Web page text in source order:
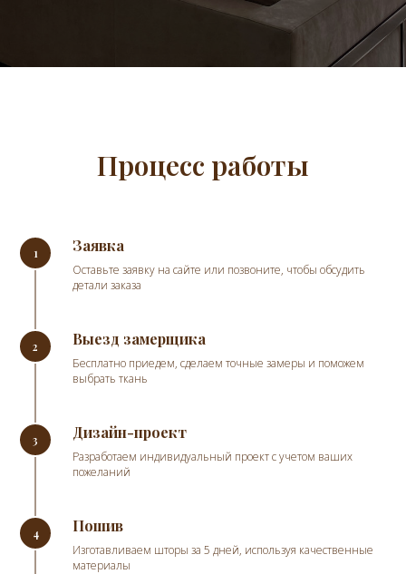
Процесс работы
Заявка
Оставьте заявку на сайте или позвоните, чтобы обсудить
детали заказа
Выезд замерщика
Бесплатно приедем, сделаем точные замеры и поможем
выбрать ткань
Дизайн-проект
Разработаем индивидуальный проект с учетом ваших
пожеланий
Пошив
Изготавливаем шторы за 5 дней, используя качественные
материалы